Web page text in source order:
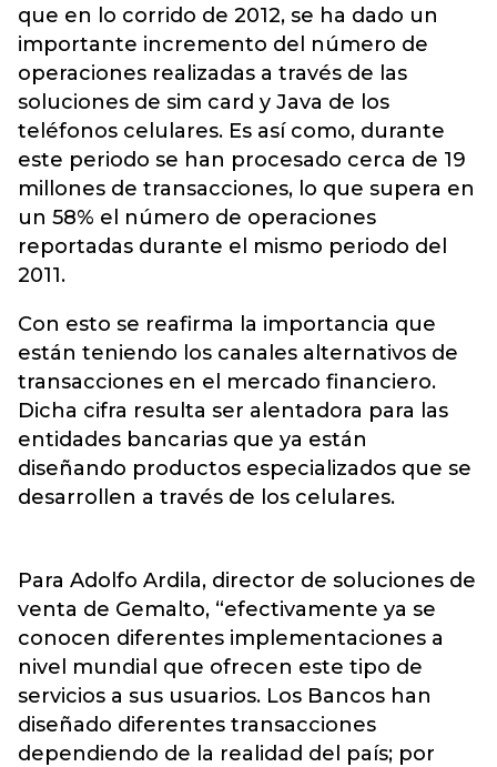
que en lo corrido de 2012, se ha dado un
importante incremento del número de
operaciones realizadas a través de las
soluciones de sim card y Java de los
teléfonos celulares. Es así como, durante
este periodo se han procesado cerca de 19
millones de transacciones, lo que supera en
un 58% el número de operaciones
reportadas durante el mismo periodo del
2011.
Con esto se reafirma la importancia que
están teniendo los canales alternativos de
transacciones en el mercado financiero.
Dicha cifra resulta ser alentadora para las
entidades bancarias que ya están
diseñando productos especializados que se
desarrollen a través de los celulares.
Para Adolfo Ardila, director de soluciones de
venta de Gemalto, “efectivamente ya se
conocen diferentes implementaciones a
nivel mundial que ofrecen este tipo de
servicios a sus usuarios. Los Bancos han
diseñado diferentes transacciones
dependiendo de la realidad del país; por